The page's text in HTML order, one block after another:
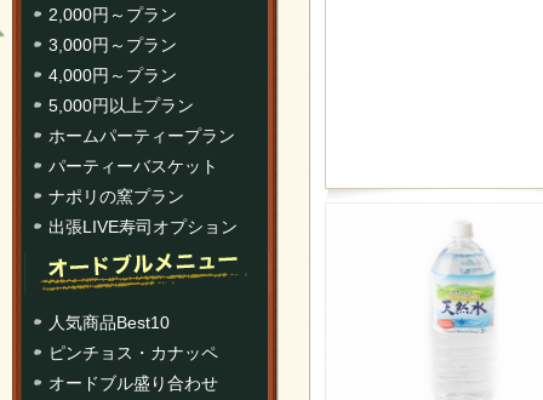
2,000円～プラン
3,000円～プラン
4,000円～プラン
5,000円以上プラン
ホームパーティープラン
パーティーバスケット
ナポリの窯プラン
出張LIVE寿司オプション
人気商品Best10
ピンチョス・カナッペ
オードブル盛り合わせ